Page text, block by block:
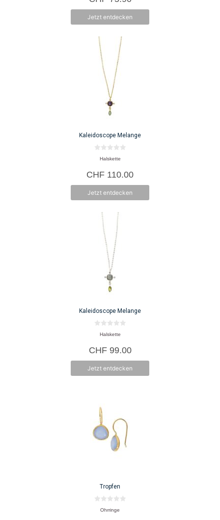
Jetzt entdecken
Kaleidoscope Melange
n
5
Halskette
CHF 110.00
Jetzt entdecken
Kaleidoscope Melange
n
5
Halskette
CHF99.00
Jetzt entdecken
Tropfen
Ohrringe